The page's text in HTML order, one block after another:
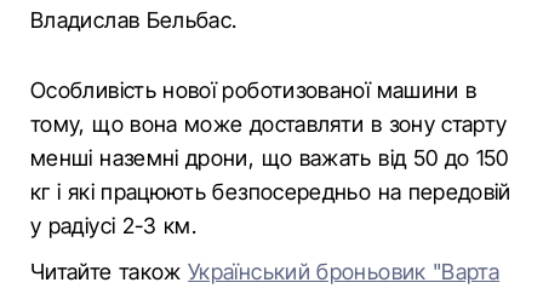
Владислав Бельбас.
Особливість нової роботизованої машини в
тому, що вона може доставляти в зону старту
менші наземні дрони, що важать від 50 до 150
кг і які працюють безпосередньо на передовій
у радіусі 2-3 км.
Читайте такожУкраїнський броньовик "Варта